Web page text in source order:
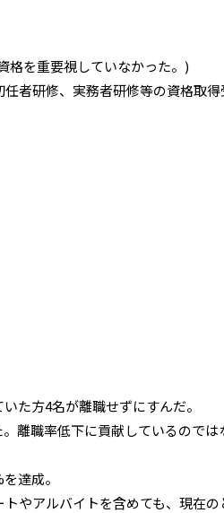
格を重要視していなかった。)
者研修、実務者研修等の資格取
た方4名が離職せずにすんだ。
離職率低下に貢献しているのでは
達成。
やアルバイトを含めても、現在